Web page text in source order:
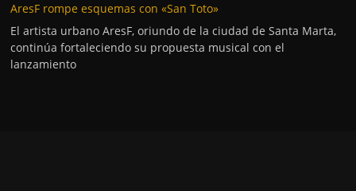
AresF rompe esquemas con «San Toto»
El artista urbano AresF, oriundo de la ciudad de Santa Marta,
continúa fortaleciendo su propuesta musical con el
lanzamiento